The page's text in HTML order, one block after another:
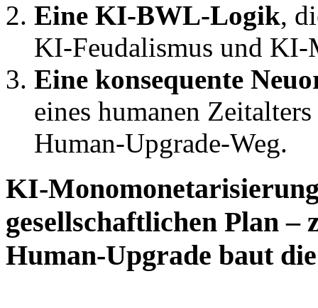
Eine KI‑BWL‑Logik,
KI‑Feudalismus und
Eine konsequente
eines humanen
Human‑Upgrade‑Weg.
gesellschaftlichen Plan
Human‑Upgrade baut